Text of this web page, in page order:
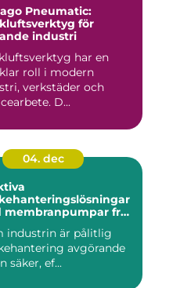
Pneumatic:
för
industri
har en
roll i modern
verkstäder och
D...
04. dec
membranpumpar från
industrin är pålitlig
avgörande
säker, ef...